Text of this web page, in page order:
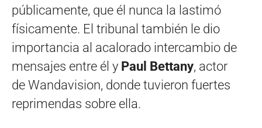
públicamente, que él nunca la lastimó
físicamente. El tribunal también le dio
importancia al acalorado intercambio de
mensajes entre él y Paul Bettany, actor
de Wandavision, donde tuvieron fuertes
reprimendas sobre ella.